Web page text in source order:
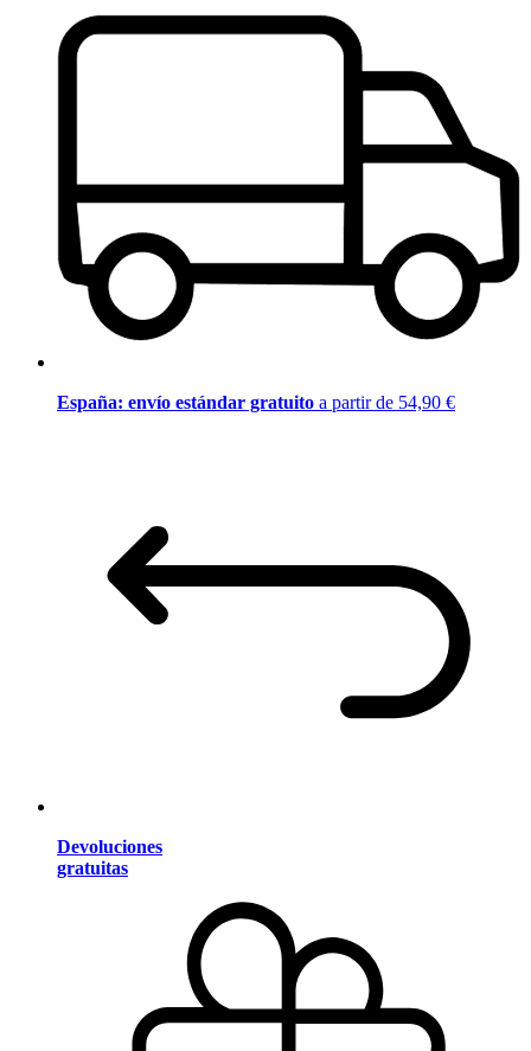
España: envío estándar gratuito a partir de 54,90 €
Devoluciones
gratuitas